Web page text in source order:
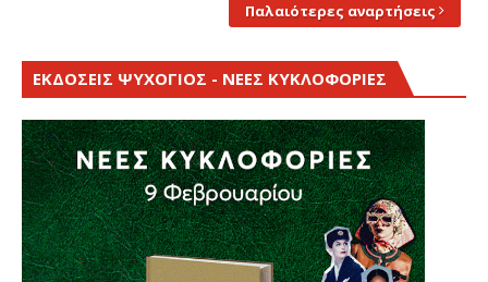
Παλαιότερες αναρτήσεις
ΕΚΔΟΣΕΙΣ ΨΥΧΟΓΙΟΣ - ΝΕΕΣ ΚΥΚΛΟΦΟΡΙΕΣ